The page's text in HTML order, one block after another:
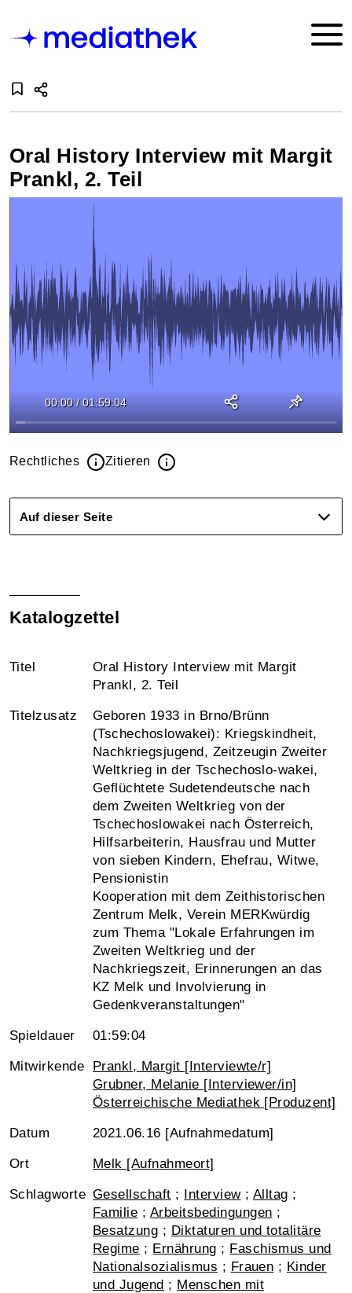
Oral History Interview mit Margit
Prankl, 2. Teil
00:00 / 01:59:04
Rechtliches Zitieren
Auf dieser Seite
Katalogzettel
Titel
Oral History Interview mit Margit
Prankl, 2. Teil
Titelzusatz
Geboren 1933 in Brno/Brünn
(Tschechoslowakei): Kriegskindheit,
Nachkriegsjugend, Zeitzeugin Zweiter
Weltkrieg in der Tschechoslo-wakei,
Geflüchtete Sudetendeutsche nach
dem Zweiten Weltkrieg von der
Tschechoslowakei nach Österreich,
Hilfsarbeiterin, Hausfrau und Mutter
von sieben Kindern, Ehefrau, Witwe,
Pensionistin
Kooperation mit dem Zeithistorischen
Zentrum Melk, Verein MERKwürdig
zum Thema "Lokale Erfahrungen im
Zweiten Weltkrieg und der
Nachkriegszeit, Erinnerungen an das
KZ Melk und Involvierung in
Gedenkveranstaltungen"
Spieldauer 01:59:04
Mitwirkende
Prankl, Margit [Interviewte/r]
Grubner, Melanie [Interviewer/in]
Österreichische Mediathek [Produzent]
Datum 2021.06.16 [Aufnahmedatum]
Ort Melk [Aufnahmeort]
Schlagworte Gesellschaft ; Interview; Alltag ;
Familie ; Arbeitsbedingungen ;
Besatzung ; Diktaturen und totalitäre
Regime ; Ernährung ; Faschismus und
Nationalsozialismus ; Frauen ; Kinder
und Jugend ; Menschen mit